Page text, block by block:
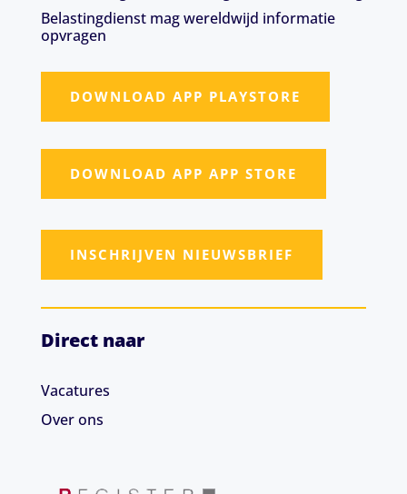
Belastingdienst mag wereldwijd informatie
opvragen
DOWNLOAD APP PLAYSTORE
DOWNLOAD APP APP STORE
INSCHRIJVEN NIEUWSBRIEF
Direct naar
Vacatures
Over ons